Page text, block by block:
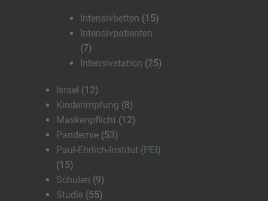
Intensivbetten (15)
Intensivpatienten
(7)
Intensivstation (25)
Israel (12)
Kinderimpfung (8)
Maskenpflicht (12)
Pandemie (53)
Paul-Ehrlich-Institut (PEI)
(15)
Schulen (9)
Studie (55)